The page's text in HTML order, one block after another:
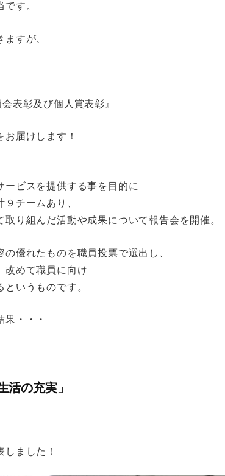
す。
すが、
表彰及び個人賞表彰』
届けします！
ビスを提供する事を目的に
チームあり、
り組んだ活動や成果について報告会を開催。
優れたものを職員投票で選出し、
改めて職員に向け
いうものです。
・・・
活の充実」
ました！